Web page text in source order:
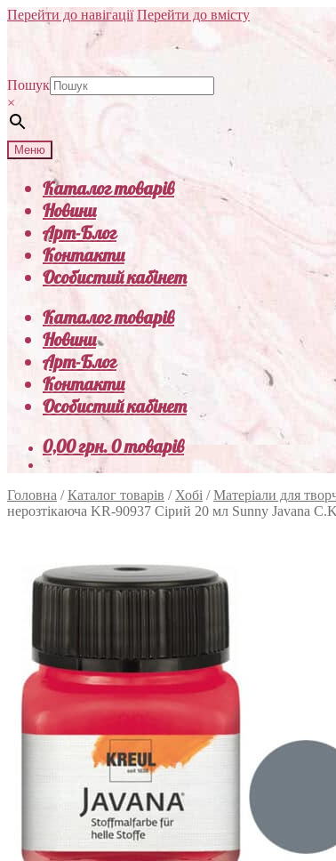
Перейти до навігації Перейти до вмісту
Пошук
×
Меню
Каталог товарів
Новини
Арт-Блог
Контакти
Особистий кабінет
Каталог товарів
Новини
Арт-Блог
Контакти
Особистий кабінет
0,00грн.0 товарів
Головна /Каталог товарів / Хобі /Матеріали для
нерозтікаюча KR-90937 Сірий 20 мл Sunny Javana